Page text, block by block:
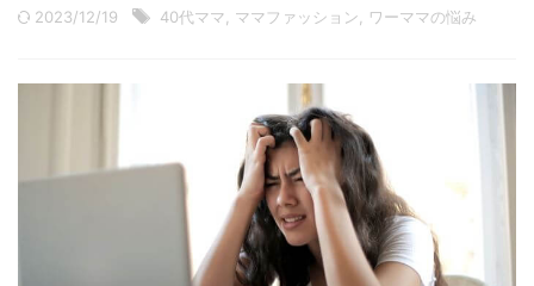
2023/12/19 40代ママ ママファッション ワーママの悩み